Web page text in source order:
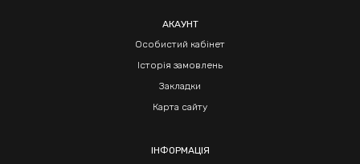
АКАУНТ
Особистий кабінет
Історія замовлень
Закладки
Карта сайту
ІНФОРМАЦІЯ